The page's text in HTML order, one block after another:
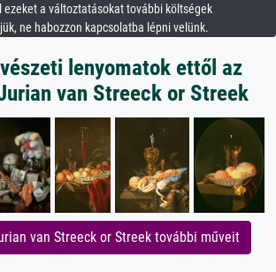
ezeket a változtatásokat további költségek
ne habozzon kapcsolatba lépni velünk.
lenyomatok ettől az
van Streeck or Streek
van Streeck or Streek további műveit